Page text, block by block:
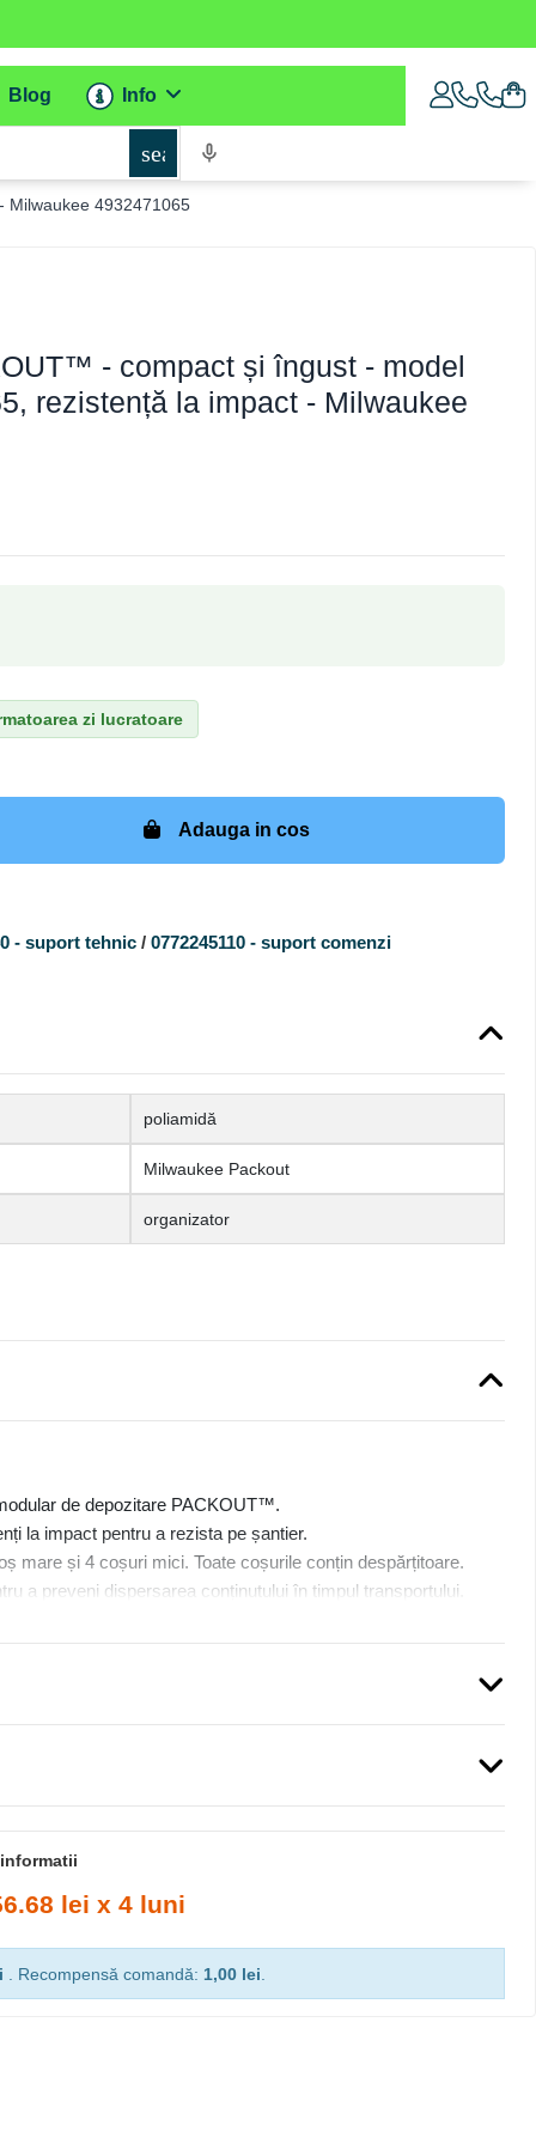
Blog Info
search
Milwaukee 4932471065
- compact și îngust - model
rezistență la impact - Milwaukee
Adauga in cos
zi lucratoare
- suport tehnic / 0772245110 - suport comenzi
lei x 4 luni
. Recompensă comandă: 1,00 lei
poliamidă
Milwaukee Packout
organizator
de depozitare PACKOUT™.
la impact pentru a rezista pe șantier.
mare și 4 coșuri mici. Toate coșurile conțin despărțitoare.
a preveni dispersarea conținutului în timpul transportului.